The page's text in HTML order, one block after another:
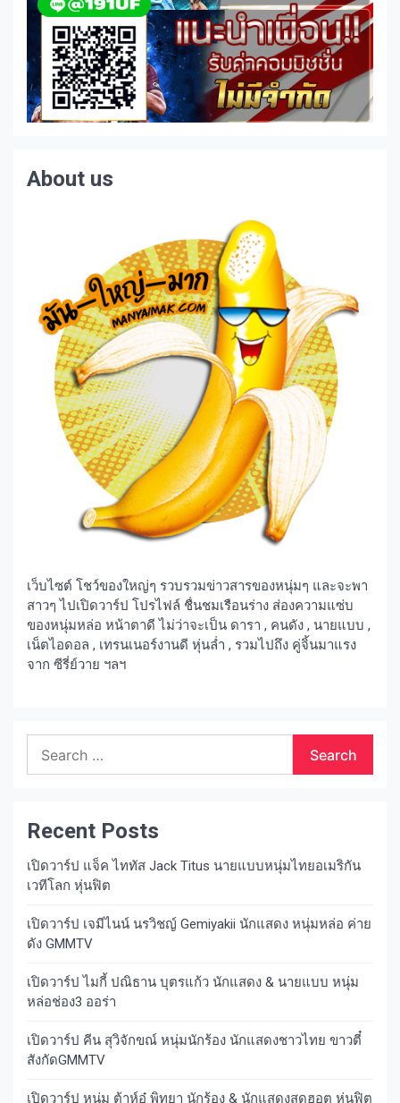
About us
เว็บไซต์ โชว์ของใหญ่ๆ รวบรวมข่าวสารของหนุ่มๆ และจะพา
สาวๆ ไปเปิดวาร์ป โปรไฟล์ ชื่นชมเรือนร่าง ส่องความแซ่บ
ของหนุ่มหล่อ หน้าตาดี ไม่ว่าจะเป็น ดารา , คนดัง , นายแบบ ,
เน็ตไอดอล , เทรนเนอร์งานดี หุ่นล่ำ , รวมไปถึง คู่จิ้นมาแรง
จาก ซีรี่ย์วาย ฯลฯ
for:
Recent Posts
เปิดวาร์ป แจ็ค ไททัส Jack Titus นายแบบหนุ่มไทยอเมริกัน
เวทีโลก หุ่นฟิต
เปิดวาร์ป เจมีไนน์ นรวิชญ์ Gemiyakii นักแสดง หนุ่มหล่อ ค่าย
ดัง GMMTV
เปิดวาร์ป ไมกี้ ปณิธาน บุตรแก้ว นักแสดง & นายแบบ หนุ่ม
หล่อช่อง3 ออร่า
เปิดวาร์ป คีน สุวิจักขณ์ หนุ่มนักร้อง นักแสดงชาวไทย ขาวตี๋
สังกัดGMMTV
เปิดวาร์ป หนุ่ม ต้าห์อู๋ พิทยา นักร้อง & นักแสดงสุดฮอต หุ่นฟิต